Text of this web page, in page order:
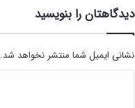
دیدگاهتان را بنویسید
نشانی ایمیل شما منتشر نخواهد شد.